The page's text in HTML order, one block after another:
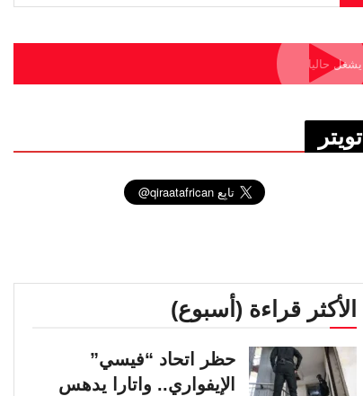
يشغل حاليا
تويتر
الأكثر قراءة (أسبوع)
حظر اتحاد “فيسي”
الإيفواري.. واتارا يدهس